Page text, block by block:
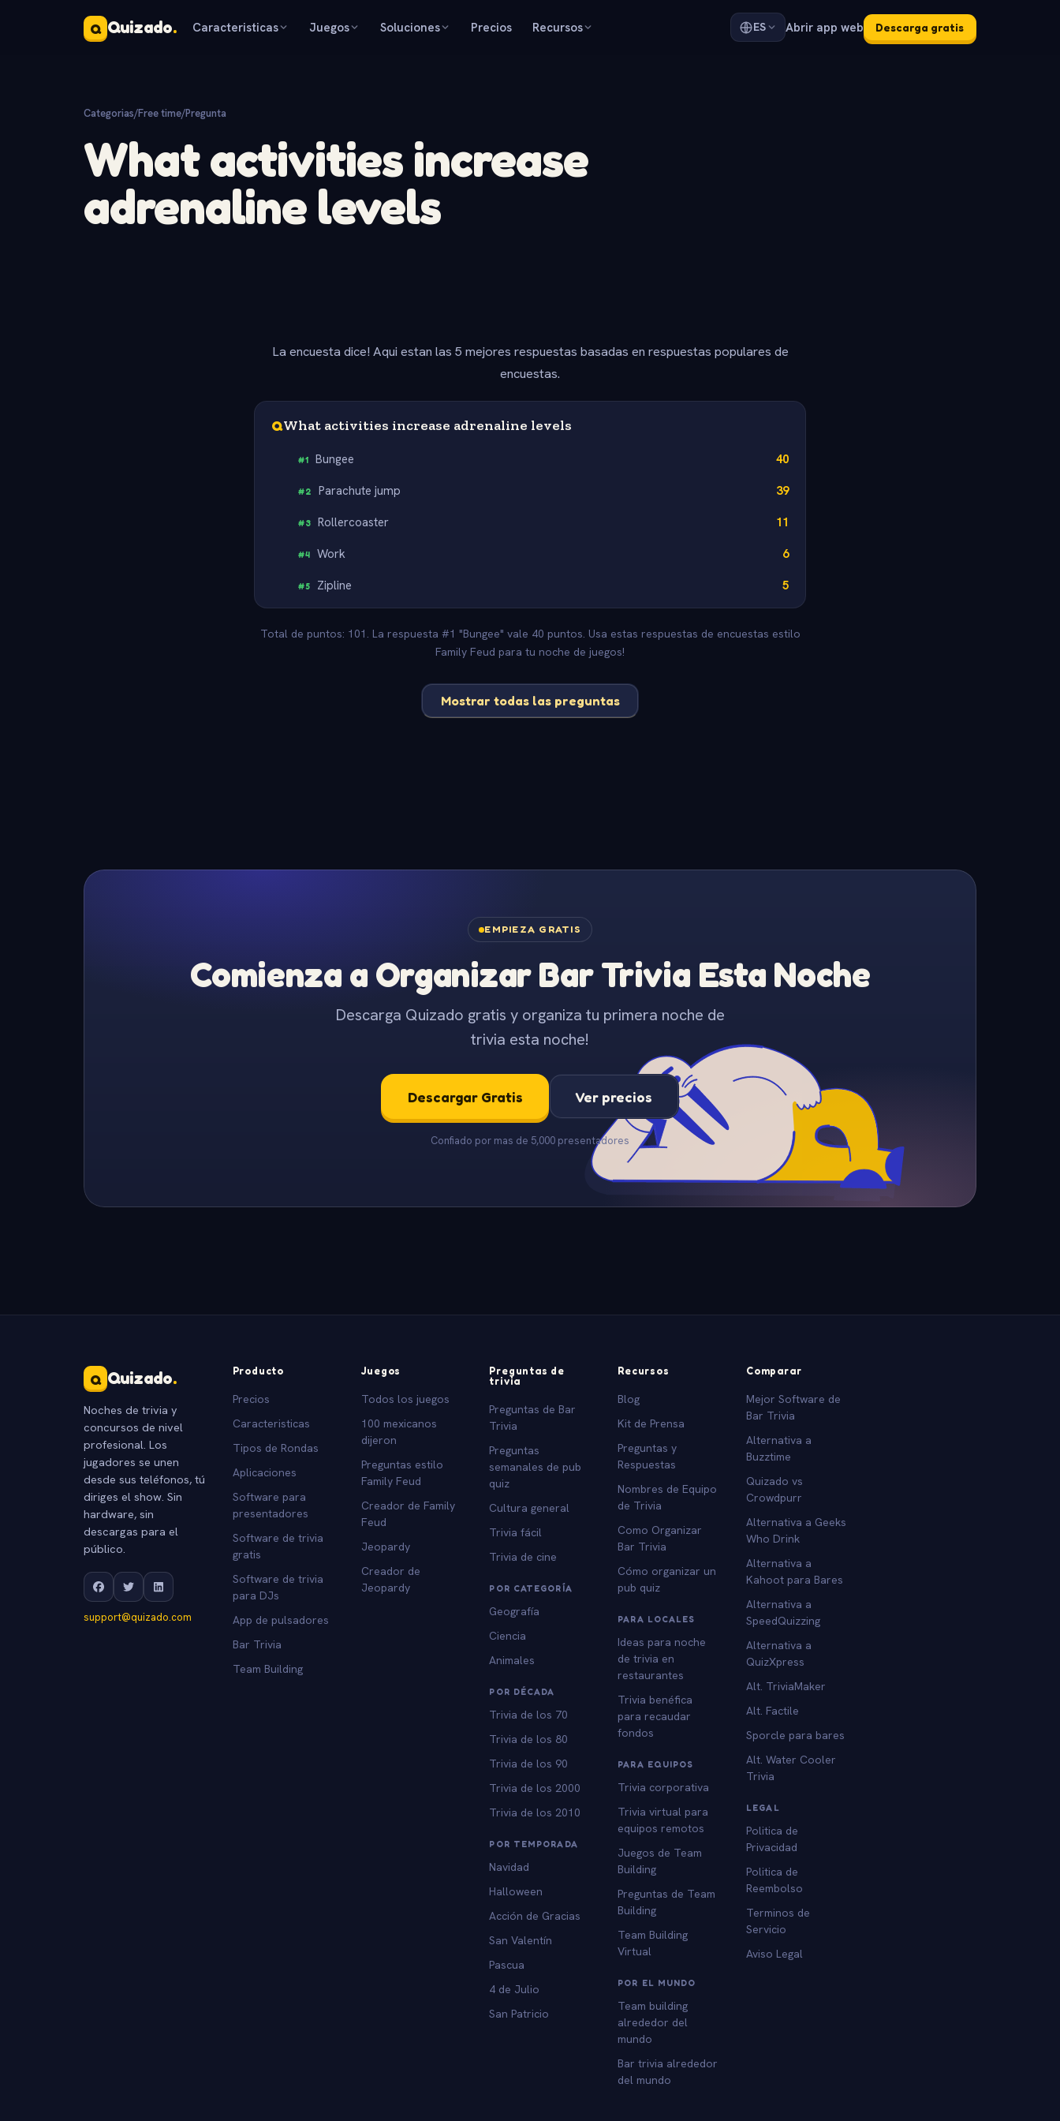
Q Quizado. Caracteristicas Juegos Soluciones Precios Recursos ES Abrir app web Descarga gratis
Categorias/Free time/Pregunta
What activities increase
adrenaline levels
La encuesta dice! Aqui estan las 5 mejores respuestas basadas en respuestas populares de
encuestas.
QWhat activities increase adrenaline levels
#1 Bungee 40
#2 Parachute jump 39
#3 Rollercoaster 11
#4 Work 6
#5 Zipline 5
Total de puntos: 101. La respuesta #1 "Bungee" vale 40 puntos. Usa estas respuestas de encuestas estilo
Family Feud para tu noche de juegos!
Mostrar todas las preguntas
EMPIEZA GRATIS
Comienza a Organizar Bar Trivia Esta Noche
Descarga Quizado gratis y organiza tu primera noche de
trivia esta noche!
Descargar Gratis Ver precios
Confiado por mas de 5,000 presentadores
Q Quizado.
Noches de trivia y
concursos de nivel
profesional. Los
jugadores se unen
desde sus teléfonos, tú
diriges el show. Sin
hardware, sin
descargas para el
público.
support@quizado.com
Producto
Precios
Caracteristicas
Tipos de Rondas
Aplicaciones
Software para
presentadores
Software de trivia
gratis
Software de trivia
para DJs
App de pulsadores
Bar Trivia
Team Building
Juegos
Todos los juegos
100 mexicanos
dijeron
Preguntas estilo
Family Feud
Creador de Family
Feud
Jeopardy
Creador de
Jeopardy
Preguntas de
trivia
Preguntas de Bar
Trivia
Preguntas
semanales de pub
quiz
Cultura general
Trivia fácil
Trivia de cine
POR CATEGORÍA
Geografía
Ciencia
Animales
POR DÉCADA
Trivia de los 70
Trivia de los 80
Trivia de los 90
Trivia de los 2000
Trivia de los 2010
POR TEMPORADA
Navidad
Halloween
Acción de Gracias
San Valentín
Pascua
4 de Julio
San Patricio
Recursos
Blog
Kit de Prensa
Preguntas y
Respuestas
Nombres de Equipo
de Trivia
Como Organizar
Bar Trivia
Cómo organizar un
pub quiz
PARA LOCALES
Ideas para noche
de trivia en
restaurantes
Trivia benéfica
para recaudar
fondos
PARA EQUIPOS
Trivia corporativa
Trivia virtual para
equipos remotos
Juegos de Team
Building
Preguntas de Team
Building
Team Building
Virtual
POR EL MUNDO
Team building
alrededor del
mundo
Bar trivia alrededor
del mundo
Comparar
Mejor Software de
Bar Trivia
Alternativa a
Buzztime
Quizado vs
Crowdpurr
Alternativa a Geeks
Who Drink
Alternativa a
Kahoot para Bares
Alternativa a
SpeedQuizzing
Alternativa a
QuizXpress
Alt. TriviaMaker
Alt. Factile
Sporcle para bares
Alt. Water Cooler
Trivia
LEGAL
Politica de
Privacidad
Politica de
Reembolso
Terminos de
Servicio
Aviso Legal